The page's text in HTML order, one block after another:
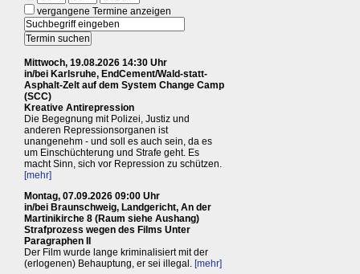
vergangene Termine anzeigen
Mittwoch, 19.08.2026 14:30 Uhr
in/bei Karlsruhe, EndCement/Wald-statt-
Asphalt-Zelt auf dem System Change Camp
(SCC)
Kreative Antirepression
Die Begegnung mit Polizei, Justiz und
anderen Repressionsorganen ist
unangenehm - und soll es auch sein, da es
um Einschüchterung und Strafe geht. Es
macht Sinn, sich vor Repression zu schützen.
[mehr]
Montag, 07.09.2026 09:00 Uhr
in/bei Braunschweig, Landgericht, An der
Martinikirche 8 (Raum siehe Aushang)
Strafprozess wegen des Films Unter
Paragraphen II
Der Film wurde lange kriminalisiert mit der
(erlogenen) Behauptung, er sei illegal. [mehr]